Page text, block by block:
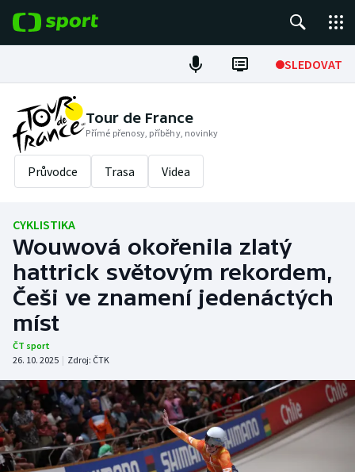
SLEDOVAT
Fotbal
Hokej
Tenis
Cyklistika
DALŠÍ SPORTY
Americký fotbal
Baseball a softbal
Basketbal
Biatlon
NEPŘEHLÉDNĚTE
Soutěže
Historické návraty
Aplikace ČT sport
Tour de France
Přímé přenosy, příběhy, novinky
Průvodce Trasa Videa
CYKLISTIKA
Wouwová okořenila zlatý
hattrick světovým rekordem,
Češi ve znamení jedenáctých
míst
ČT sport
26. 10. 2025 | Zdroj: ČTK